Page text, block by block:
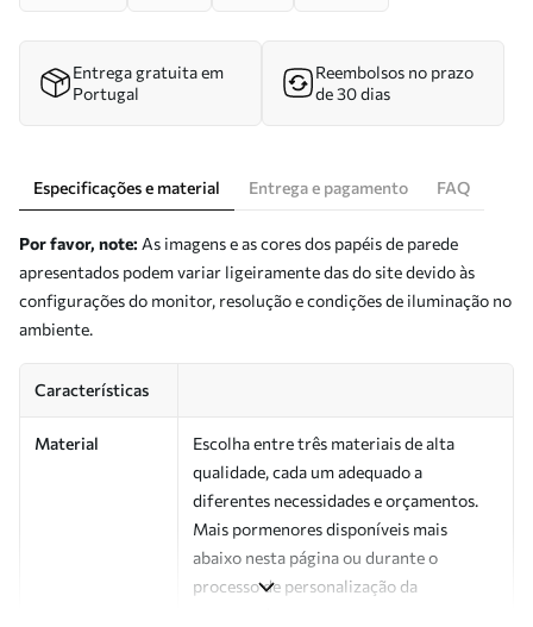
Entrega gratuita em
Portugal
Reembolsos no prazo
de 30 dias
Especificações e material Entrega e pagamento FAQ
Por favor, note: As imagens e as cores dos papéis de parede
apresentados podem variar ligeiramente das do site devido às
configurações do monitor, resolução e condições de iluminação no
ambiente.
Características
Material
Escolha entre três materiais de alta
qualidade, cada um adequado a
diferentes necessidades e orçamentos.
Mais pormenores disponíveis mais
abaixo nesta página ou durante o
processo de personalização da